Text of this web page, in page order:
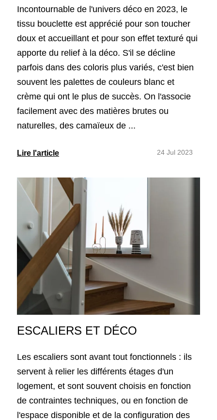
Incontournable de l'univers déco en 2023, le
tissu bouclette est apprécié pour son toucher
doux et accueillant et pour son effet texturé qui
apporte du relief à la déco. S'il se décline
parfois dans des coloris plus variés, c'est bien
souvent les palettes de couleurs blanc et
crème qui ont le plus de succès. On l'associe
facilement avec des matières brutes ou
naturelles, des camaïeux de ...
Lire l'article 24 Jul 2023
ESCALIERS ET DÉCO
Les escaliers sont avant tout fonctionnels : ils
servent à relier les différents étages d'un
logement, et sont souvent choisis en fonction
de contraintes techniques, ou en fonction de
l'espace disponible et de la configuration des